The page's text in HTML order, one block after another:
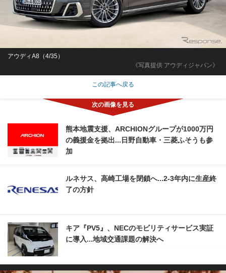
《写真提供 アウディジャパン》
アウディA8（4/35）
この記事へ戻る
熊本地震支援、ARCHIONグループが1000万円
の義援金を拠出...日野自動車・三菱ふそうも参
加
ルネサス、高崎工場を閉鎖へ...2‐3年内に生産終
了の方針
キア『PV5』、NECのモビリティサービス実証
に導入...地域交通課題の解決へ